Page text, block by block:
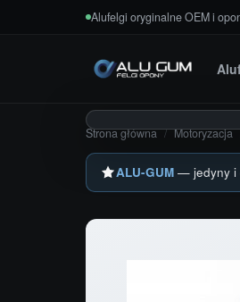
Przejdź do treściAlufelgi oryginalne OEM i
Strona główna / Motoryzacja
ALU-GUM — jedyny i